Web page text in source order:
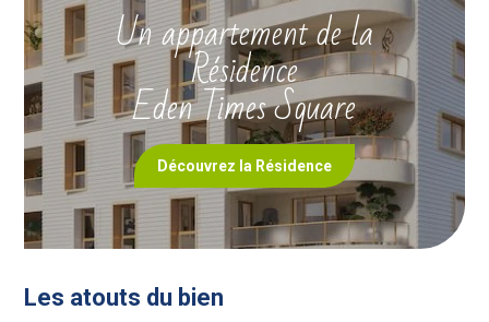
Un appartement de la
Résidence
Eden Times Square
Découvrez la Résidence
Les atouts du bien